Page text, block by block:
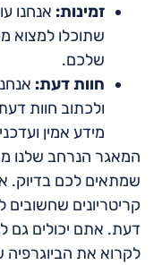
זמינות: אנחנו
שתוכלו למצוא
שלכם.
חוות דעת:
ולכתוב חוות
מידע אמין
המאגר הנרחב שלנו
שמתאים לכם בדיוק.
קריטריונים שחשובים
דעת. אתם יכולים גם
לקרוא את